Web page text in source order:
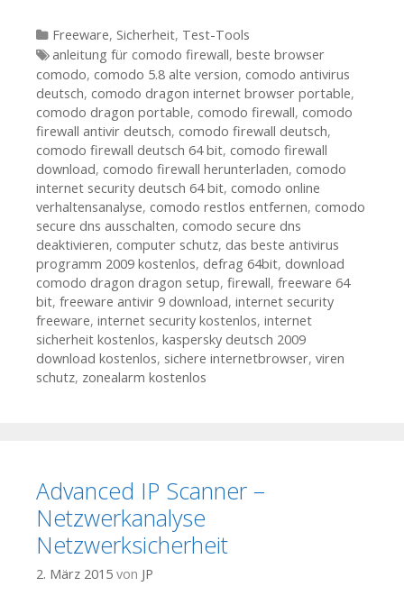
Kategorien
Freeware, Sicherheit, Test-Tools
Tags
anleitung für comodo firewall, beste browser
comodo, comodo 5.8 alte version, comodo antivirus
deutsch, comodo dragon internet browser portable,
comodo dragon portable, comodo firewall, comodo
firewall antivir deutsch, comodo firewall deutsch,
comodo firewall deutsch 64 bit, comodo firewall
download, comodo firewall herunterladen, comodo
internet security deutsch 64 bit, comodo online
verhaltensanalyse, comodo restlos entfernen, comodo
secure dns ausschalten, comodo secure dns
deaktivieren, computer schutz, das beste antivirus
programm 2009 kostenlos, defrag 64bit, download
comodo dragon dragon setup, firewall, freeware 64
bit, freeware antivir 9 download, internet security
freeware, internet security kostenlos, internet
sicherheit kostenlos, kaspersky deutsch 2009
download kostenlos, sichere internetbrowser, viren
schutz, zonealarm kostenlos
Advanced IP Scanner –
Netzwerkanalyse
Netzwerksicherheit
2. März 2015 von JP